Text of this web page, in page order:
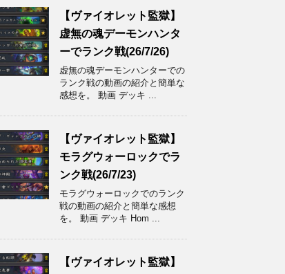
【ヴァイオレット監獄】
虚無の魂デーモンハンタ
ーでランク戦(26/7/26)
虚無の魂デーモンハンターでの
ランク戦の動画の紹介と簡単な
感想を。 動画 デッキ ...
【ヴァイオレット監獄】
モラグウォーロックでラ
ンク戦(26/7/23)
モラグウォーロックでのランク
戦の動画の紹介と簡単な感想
を。 動画 デッキ Hom ...
【ヴァイオレット監獄】